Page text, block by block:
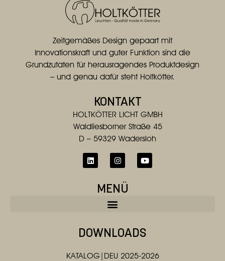
Zeitgemäßes Design gepaart mit
Innovationskraft und guter Funktion sind die
Grundzutaten für herausragendes Produktdesign
– und genau dafür steht Holtkötter.
KONTAKT
HOLTKÖTTER LICHT GMBH
Waldliesborner Straße 45
D – 59329 Wadersloh
MENÜ
DOWNLOADS
KATALOG|DEU 2025-2026